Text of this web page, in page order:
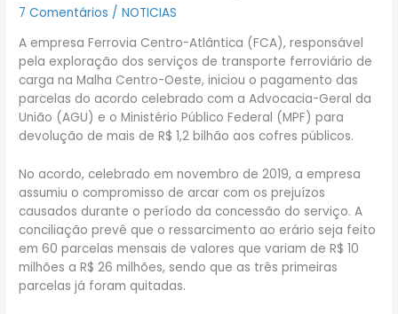
7 Comentários /NOTICIAS
A empresa Ferrovia Centro-Atlântica (FCA), responsável
pela exploração dos serviços de transporte ferroviário de
carga na Malha Centro-Oeste, iniciou o pagamento das
parcelas do acordo celebrado com a Advocacia-Geral da
União (AGU) e o Ministério Público Federal (MPF) para
devolução de mais de R$ 1,2 bilhão aos cofres públicos.
No acordo, celebrado em novembro de 2019, a empresa
assumiu o compromisso de arcar com os prejuízos
causados durante o período da concessão do serviço. A
conciliação prevê que o ressarcimento ao erário seja feito
em 60 parcelas mensais de valores que variam de R$ 10
milhões a R$ 26 milhões, sendo que as três primeiras
parcelas já foram quitadas.